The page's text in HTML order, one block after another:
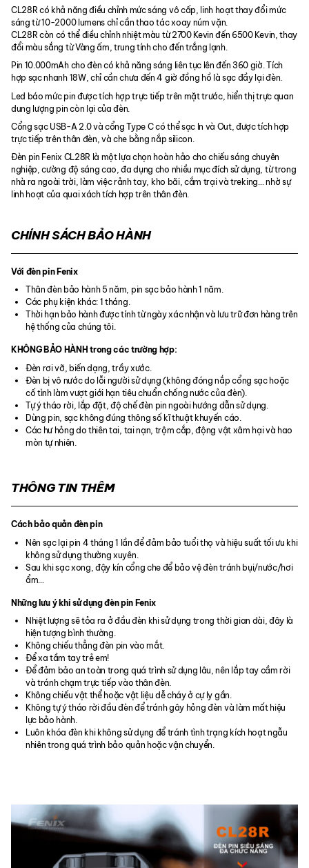
CL28R có khả năng điều chỉnh mức sáng vô cấp, linh hoạt thay đổi mức
sáng từ 10-2000 lumens chỉ cần thao tác xoay núm vặn.
CL28R còn có thể điều chỉnh nhiệt màu từ 2700 Kevin đến 6500 Kevin, thay
đổi màu sắng từ Vàng ấm, trung tính cho đến trắng lạnh.
Pin 10.000mAh cho đèn có khả năng sáng liên tục lên đến 360 giờ. Tích
hợp sạc nhanh 18W, chỉ cần chưa đến 4 giờ đồng hồ là sạc đầy lại đèn.
Led báo mức pin được tích hợp trực tiếp trên mặt trước, hiển thị trực quan
dung lượng pin còn lại của đèn.
Cổng sạc USB-A 2.0 và cổng Type C có thể sạc In và Out, được tích hợp
trực tiếp trên thân đèn, và che bằng nắp silicon.
Đèn pin Fenix CL28R là một lựa chọn hoàn hảo cho chiếu sáng chuyên
nghiệp, cường độ sáng cao, đa dụng cho nhiều mục đích sử dụng, từ trong
nhà ra ngoài trời, làm việc rảnh tay, kho bãi, cắm trại và treking… nhờ sự
linh hoạt của quai xách tích hợp trên thân đèn.
CHÍNH SÁCH BẢO HÀNH
Với đèn pin Fenix
Thân đèn bảo hành 5 năm, pin sạc bảo hành 1 năm.
Các phụ kiện khác: 1 tháng.
Thời hạn bảo hành được tính từ ngày xác nhận và lưu trữ đơn hàng trên
hệ thống của chúng tôi.
KHÔNG BẢO HÀNH trong các trường hợp:
Đèn rơi vỡ, biến dạng, trầy xước.
Đèn bị vô nước do lỗi người sử dụng (không đóng nắp cổng sạc hoặc
cố tình làm vượt giới hạn tiêu chuẩn chống nước của đèn).
Tự ý tháo rời, lắp đặt, độ chế đèn pin ngoài hướng dẫn sử dụng.
Dùng pin, sạc không đúng thông số kĩ thuật khuyến cáo.
Các hư hỏng do thiên tai, tai nạn, trộm cắp, động vật xâm hại và hao
mòn tự nhiên.
THÔNG TIN THÊM
Cách bảo quản đèn pin
Nên sạc lại pin 4 tháng 1 lần để đảm bảo tuổi thọ và hiệu suất tối ưu khi
không sử dụng thường xuyên.
Sau khi sạc xong, đậy kín cổng che để bảo vệ đèn tránh bụi/nước/hơi
ẩm…
Những lưu ý khi sử dụng đèn pin Fenix
Nhiệt lượng sẽ tỏa ra ở đầu đèn khi sử dụng trong thời gian dài, đây là
hiện tượng bình thường.
Không chiếu thẳng đèn pin vào mắt.
Để xa tầm tay trẻ em!
Để đảm bảo an toàn trong quá trình sử dụng lâu, nên lắp tay cầm rời
và tránh chạm trực tiếp vào thân đèn.
Không chiếu vật thể hoặc vật liệu dễ cháy ở cự ly gần.
Không tự ý tháo rời đầu đèn để tránh gây hỏng đèn và làm mất hiệu
lực bảo hành.
Luôn khóa đèn khi không sử dụng để tránh tình trạng kích hoạt ngẫu
nhiên trong quá trình bảo quản hoặc vận chuyển.